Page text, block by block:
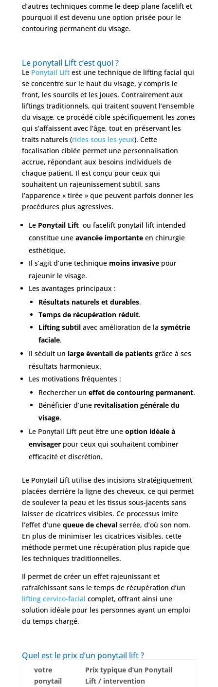
Nos
chirurgiens
FAQ
Services
Nos
cliniques
Nos
articles
Avant
/
Après
Devis
Gratuit
d’autres techniques comme le deep plane facelift et
pourquoi il est devenu une option prisée pour le
contouring permanent du visage.
Le ponytail Lift c’est quoi ?
Le Ponytail Liftest une technique de lifting facial qui
se concentre sur le haut du visage, y compris le
front, les sourcils et les joues. Contrairement aux
liftings traditionnels, qui traitent souvent l’ensemble
du visage, ce procédé cible spécifiquement les zones
qui s’affaissent avec l’âge, tout en préservant les
traits naturels (rides sous les yeux). Cette
focalisation ciblée permet une personnalisation
accrue, répondant aux besoins individuels de
chaque patient. Il est conçu pour ceux qui
souhaitent un rajeunissement subtil, sans
l’apparence « tirée » que peuvent parfois donner les
procédures plus agressives.
Le Ponytail Liftou facelift ponytail lift intended
constitue une avancée importanteen chirurgie
esthétique.
Il s’agit d’une technique moins invasivepour
rajeunir le visage.
Les avantages principaux :
Résultats naturels et durables.
Temps de récupération réduit.
Lifting subtilavec amélioration de la symétrie
faciale.
Il séduit un large éventail de patientsgrâce à ses
résultats harmonieux.
Les motivations fréquentes :
Rechercher un effet de contouring permanent.
Bénéficier d’une revitalisation générale du
visage.
Le Ponytail Lift peut être une option idéale à
envisagerpour ceux qui souhaitent combiner
efficacité et discrétion.
Le Ponytail Lift utilise des incisions stratégiquement
placées derrière la ligne des cheveux, ce qui permet
de soulever la peau et les tissus sous-jacents sans
laisser de cicatrices visibles. Ce processus imite
l’effet d’une queue de chevalserrée, d’où son nom.
En plus de minimiser les cicatrices visibles, cette
méthode permet une récupération plus rapide que
les techniques traditionnelles.
Il permet de créer un effet rajeunissant et
rafraîchissant sans le temps de récupération d’un
lifting cervico-facial complet, offrant ainsi une
solution idéale pour les personnes ayant un emploi
du temps chargé.
Quel est le prix d’un ponytail lift ?
votre
ponytail
Prix typique d’un Ponytail
Lift / intervention